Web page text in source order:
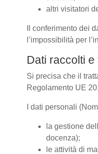
altri visitatori
Il conferimento dei
l’impossibilità per
Dati raccolti e
Si precisa che il
Regolamento UE
I dati personali
la gestione
docenza);
le attività di